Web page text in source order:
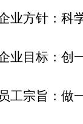
业方针：科
业目标：创
工宗旨：做